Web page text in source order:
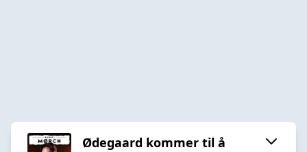
Ødegaard kommer til å